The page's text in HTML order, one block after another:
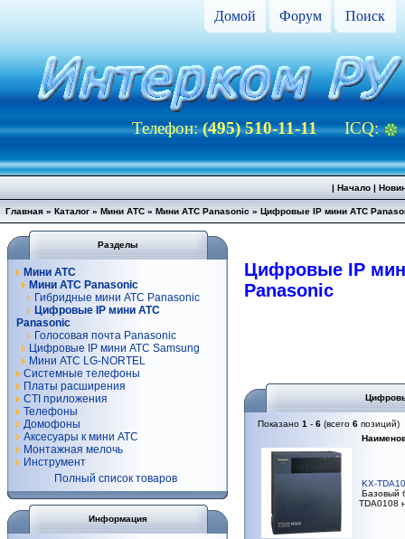
Домой Форум Поиск
Телефон:(495) 510-11-11ICQ:
| Начало|
Главная » Каталог » Мини АТС » Мини АТС Panasonic » Цифровые IP мини АТС
Разделы
Мини АТС
Мини АТС Panasonic
Гибридные мини АТС Panasonic
Цифровые IP мини АТС
Panasonic
Голосовая почта Panasonic
Цифровые IP мини АТС Samsung
Мини АТС LG-NORTEL
Системные телефоны
Платы расширения
CTI приложения
Телефоны
Домофоны
Аксесуары к мини АТС
Монтажная мелочь
Инструмент
Полный список товаров
Информация
Цифровые IP
Panasonic
Показано 1 - 6 (всего 6 позиций)
KX-
Базовый
TDA0108